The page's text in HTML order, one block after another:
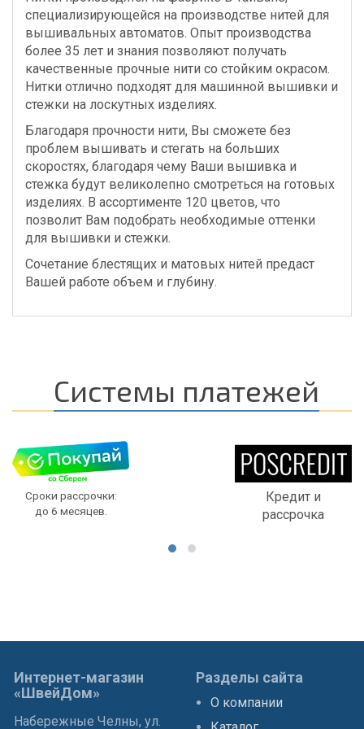
специализирующейся на производстве нитей для
вышивальных автоматов. Опыт производства
более 35 лет и знания позволяют получать
качественные прочные нити со стойким окрасом.
Нитки отлично подходят для машинной вышивки и
стежки на лоскутных изделиях.
Благодаря прочности нити, Вы сможете без
проблем вышивать и стегать на больших
скоростях, благодаря чему Ваши вышивка и
стежка будут великолепно смотреться на готовых
изделиях. В ассортименте 120 цветов, что
позволит Вам подобрать необходимые оттенки
для вышивки и стежки.
Сочетание блестящих и матовых нитей предаст
Вашей работе объем и глубину.
Системы платежей
Сроки рассрочки:
до 6 месяцев.
Кредит и
рассрочка
Интернет-магазин
«ШвейДом»
Набережные Челны, ул.
Разделы сайта
О компании